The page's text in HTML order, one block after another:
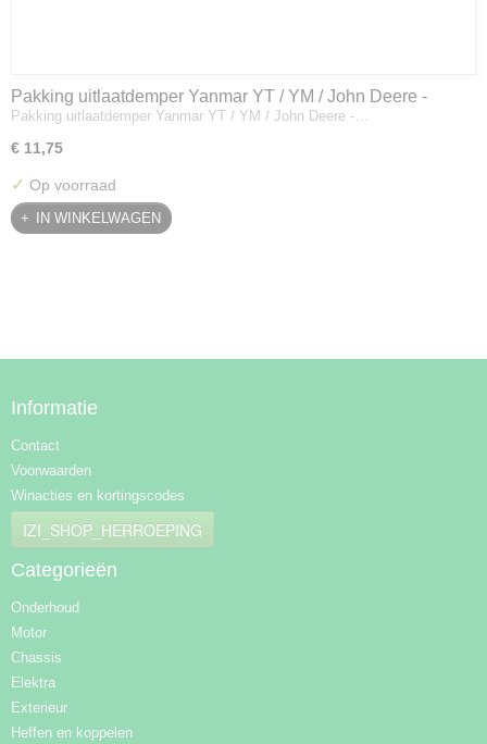
Pakking uitlaatdemper Yanmar YT / YM / John Deere -
128300-13230
Pakking uitlaatdemper Yanmar YT / YM / John Deere -…
€ 11,75
✓ Op voorraad
IN WINKELWAGEN
Informatie
Contact
Voorwaarden
Winacties en kortingscodes
IZI_SHOP_HERROEPING
Categorieën
Onderhoud
Motor
Chassis
Elektra
Exterieur
Heffen en koppelen